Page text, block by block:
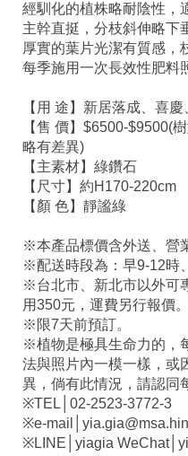
經馴化的植株略耐陰性，
主幹直挺，分枝斜伸略下
厚實的葉片光潔有質感，
每季施用一次長效性肥料
【用 途】新居落成、喜
【售 價】$6500-$9500(
略有差異)
【主素材】綠鑽石
【尺寸】約H170-220cm
【顏 色】靜謐綠
※本產品標價含外送、營
※配送時段為：早9-12時
※台北市、新北市以外可
用350元，運費另行報價。
※限7天前預訂。
※植物是極具生命力的，
法與照片內一模一樣，或
異，倘有此情況，請認同
※TEL│02-2523-3772-3
※e-
※LINE│yiagia